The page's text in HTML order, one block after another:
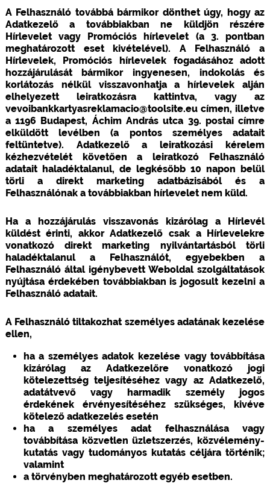
A Felhasználó továbbá bármikor dönthet úgy, hogy az
Adatkezelő a továbbiakban ne küldjön részére
Hírlevelet vagy Promóciós hírlevelet (a 3. pontban
meghatározott eset kivételével). A Felhasználó a
Hírlevelek, Promóciós hírlevelek fogadásához adott
hozzájárulását bármikor ingyenesen, indokolás és
korlátozás nélkül visszavonhatja a hírlevelek alján
elhelyezett leiratkozásra kattintva, vagy az
vevoibankkartyasreklamacio@toolsite.eu címen, illetve
a 1196 Budapest, Áchim András utca 39. postai címre
elküldött levélben (a pontos személyes adatait
feltüntetve). Adatkezelő a leiratkozási kérelem
kézhezvételét követően a leiratkozó Felhasználó
adatait haladéktalanul, de legkésőbb 10 napon belül
törli a direkt marketing adatbázisából és a
Felhasználónak a továbbiakban hírlevelet nem küld.
Ha a hozzájárulás visszavonás kizárólag a Hírlevél
küldést érinti, akkor Adatkezelő csak a Hírlevelekre
vonatkozó direkt marketing nyilvántartásból törli
haladéktalanul a Felhasználót, egyebekben a
Felhasználó által igénybevett Weboldal szolgáltatások
nyújtása érdekében továbbiakban is jogosult kezelni a
Felhasználó adatait.
A Felhasználó tiltakozhat személyes adatának kezelése
ellen,
ha a személyes adatok kezelése vagy továbbítása
kizárólag az Adatkezelőre vonatkozó jogi
kötelezettség teljesítéséhez vagy az Adatkezelő,
adatátvevő vagy harmadik személy jogos
érdekének érvényesítéséhez szükséges, kivéve
kötelező adatkezelés esetén
ha a személyes adat felhasználása vagy
továbbítása közvetlen üzletszerzés, közvélemény-
kutatás vagy tudományos kutatás céljára történik;
valamint
a törvényben meghatározott egyéb esetben.